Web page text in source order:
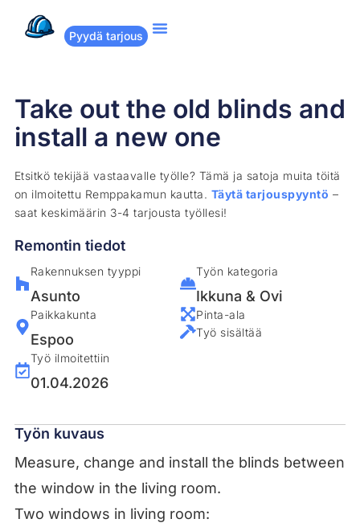
Pyydä tarjous
Take out the old blinds and
install a new one
Etsitkö tekijää vastaavalle työlle? Tämä ja satoja muita töitä
on ilmoitettu Remppakamun kautta. Täytä tarjouspyyntö –
saat keskimäärin 3-4 tarjousta työllesi!
Remontin tiedot
Rakennuksen tyyppi
Asunto
Paikkakunta
Espoo
Työ ilmoitettiin
01.04.2026
Työn kategoria
Ikkuna & Ovi
Pinta-ala
Työ sisältää
Työn kuvaus
Measure, change and install the blinds between
the window in the living room.
Two windows in living room: